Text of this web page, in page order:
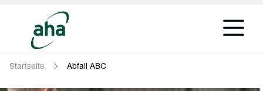
Startseite Abfall ABC